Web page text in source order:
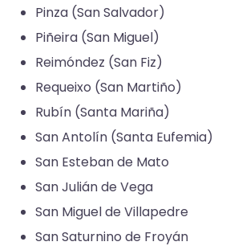
Pinza​ (San Salvador)​
Piñeira (San Miguel)
Reimóndez​ (San Fiz)​
Requeixo (San Martiño)
Rubín (Santa Mariña)
San Antolín​ (Santa Eufemia)​
San Esteban de Mato​
San Julián de Vega​
San Miguel de Villapedre​
San Saturnino de Froyán​